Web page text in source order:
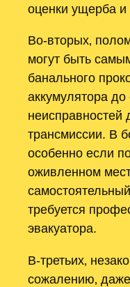
оценки ущерба
Во-вторых‚
могут быть
банального
аккумулятора до
неисправностей
трансмиссии. В
особенно если
оживленном
требуется
эвакуатора.
В-третьих‚
сожалению‚